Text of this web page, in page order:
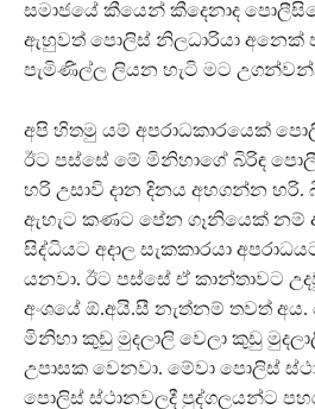
සමාජයේ කීයෙන් කීදෙනාද
ඇහුවත් පොලිස් නිලධාරියා අනෙක්
පැමිණිල්ල ලියන හැටි මට
අපි හිතමු යම් අපරාධකාරයෙක්
ඊට පස්සේ මේ මිනිහාගේ බිරිඳ
හරි උසාවි දාන දිනය අහගන්න
ඇහැට කණට පේන ගෑනියෙක් නම්
සිද්ධියට අදාල සැකකාරයා
යනවා. ඊට පස්සේ ඒ කාන්තාවට
අංශයේ ඕ.අයි.සී නැත්නම් තවත්
මිනිහා කුඩු මුදලාලි වෙලා කුඩු
උපාසක වෙනවා. මේවා පොලිස්
පොලිස් ස්ථානවලදී පුද්ගලයන්ට